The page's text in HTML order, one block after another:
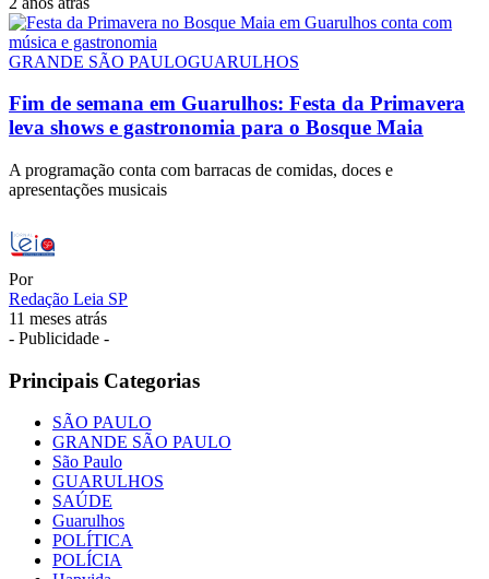
GRANDE SÃO PAULOGUARULHOS
Fim de semana em Guarulhos: Festa da Primavera
leva shows e gastronomia para o Bosque Maia
A programação conta com barracas de comidas, doces e
apresentações musicais
Por
Redação Leia SP
11 meses atrás
- Publicidade -
Principais Categorias
SÃO PAULO
GRANDE SÃO PAULO
São Paulo
GUARULHOS
SAÚDE
Guarulhos
POLÍTICA
POLÍCIA